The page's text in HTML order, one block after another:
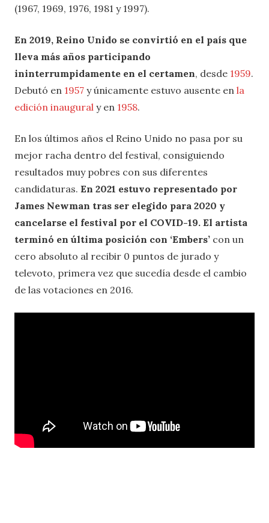
(1967, 1969, 1976, 1981 y 1997).
En 2019, Reino Unido se convirtió en el país que
lleva más años participando
ininterrumpidamente en el certamen, desde 1959.
Debutó en 1957 y únicamente estuvo ausente en la
edición inaugural y en 1958.
En los últimos años el Reino Unido no pasa por su
mejor racha dentro del festival, consiguiendo
resultados muy pobres con sus diferentes
candidaturas. En 2021 estuvo representado por
James Newman tras ser elegido para 2020 y
cancelarse el festival por el COVID-19. El artista
terminó en última posición con ‘Embers’ con un
cero absoluto al recibir 0 puntos de jurado y
televoto, primera vez que sucedía desde el cambio
de las votaciones en 2016.